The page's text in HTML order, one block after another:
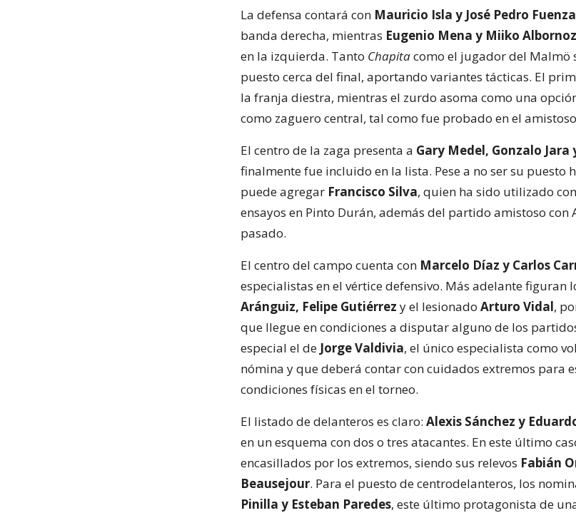
La defensa contará con Mauricio Isla y José Pedro
banda derecha, mientras Eugenio Mena y Miiko Albornoz
en la izquierda. Tanto Chapitacomo el jugador del Malmö
puesto cerca del final, aportando variantes tácticas. El
la franja diestra, mientras el zurdo asoma como una
como zaguero central, tal como fue probado en el
El centro de la zaga presenta a Gary Medel, Gonzalo Jara
finalmente fue incluido en la lista. Pese a no ser su puesto
puede agregar Francisco Silva, quien ha sido utilizado
ensayos en Pinto Durán, además del partido amistoso con
pasado.
El centro del campo cuenta con Marcelo Díaz y Carlos
especialistas en el vértice defensivo. Más adelante figuran
Aránguiz, Felipe Gutiérrez y el lesionado Arturo Vidal,
que llegue en condiciones a disputar alguno de los
especial el de Jorge Valdivia, el único especialista como
nómina y que deberá contar con cuidados extremos para
condiciones físicas en el torneo.
El listado de delanteros es claro: Alexis Sánchez y
en un esquema con dos o tres atacantes. En este último
encasillados por los extremos, siendo sus relevos Fabián
Beausejour. Para el puesto de centrodelanteros, los
Pinilla y Esteban Paredes, este último protagonista de